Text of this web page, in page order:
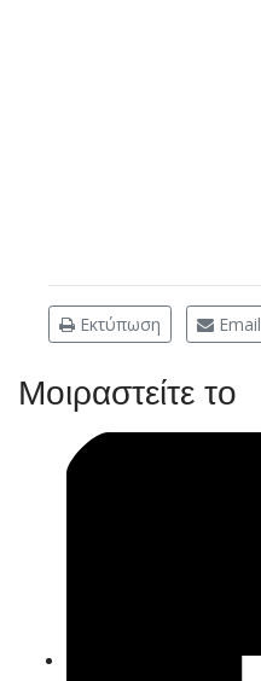
Εκτύπωση Email
Μοιραστείτε το